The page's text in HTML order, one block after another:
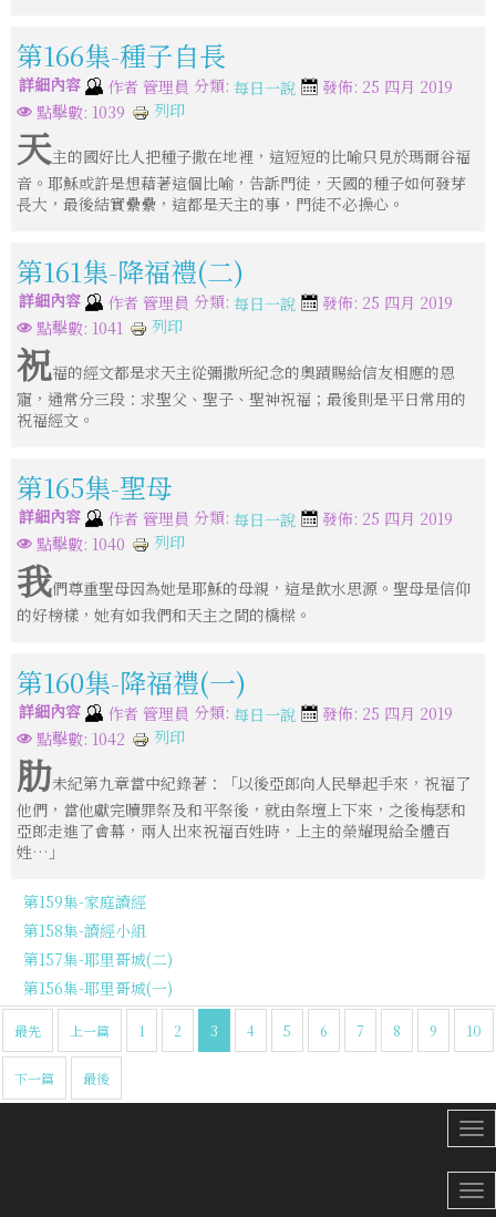
第166集-種子自長
詳細內容 作者 管理員 分類: 每日一說
發佈: 25 四月 2019
點擊數: 1039
列印
天主的國好比人把種子撒在地裡，這短短的比喻只見於瑪爾谷福
音。耶穌或許是想藉著這個比喻，告訴門徒，天國的種子如何發芽
長大，最後結實纍纍，這都是天主的事，門徒不必操心。
第161集-降福禮(二)
詳細內容 作者 管理員 分類: 每日一說
發佈: 25 四月 2019
點擊數: 1041
列印
祝福的經文都是求天主從彌撒所紀念的奧蹟賜給信友相應的恩
寵，通常分三段：求聖父、聖子、聖神祝福；最後則是平日常用的
祝福經文。
第165集-聖母
詳細內容 作者 管理員 分類: 每日一說
發佈: 25 四月 2019
點擊數: 1040
列印
我們尊重聖母因為她是耶穌的母親，這是飲水思源。聖母是信仰
的好榜樣，她有如我們和天主之間的橋樑。
第160集-降福禮(一)
詳細內容 作者 管理員 分類: 每日一說
發佈: 25 四月 2019
點擊數: 1042
列印
肋未紀第九章當中紀錄著：「以後亞郎向人民舉起手來，祝福了
他們，當他獻完贖罪祭及和平祭後，就由祭壇上下來，之後梅瑟和
亞郎走進了會幕，兩人出來祝福百姓時，上主的榮耀現給全體百
姓…」
第159集-家庭讀經
第158集-讀經小組
第157集-耶里哥城(二)
第156集-耶里哥城(一)
最先 上一篇 1 2 3 4 5 6 7 8 9 10
下一篇 最後